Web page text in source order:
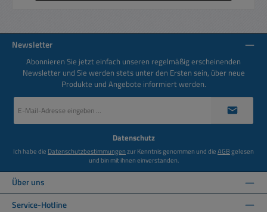
Newsletter
Abonnieren Sie jetzt einfach unseren regelmäßig erscheinenden
Newsletter und Sie werden stets unter den Ersten sein, über neue
Produkte und Angebote informiert werden.
Mail-
Datenschutz
Ich habe die Datenschutzbestimmungenzur Kenntnis genommen und dieAGBgelesen
und bin mit ihnen einverstanden.
Über uns
Service-Hotline